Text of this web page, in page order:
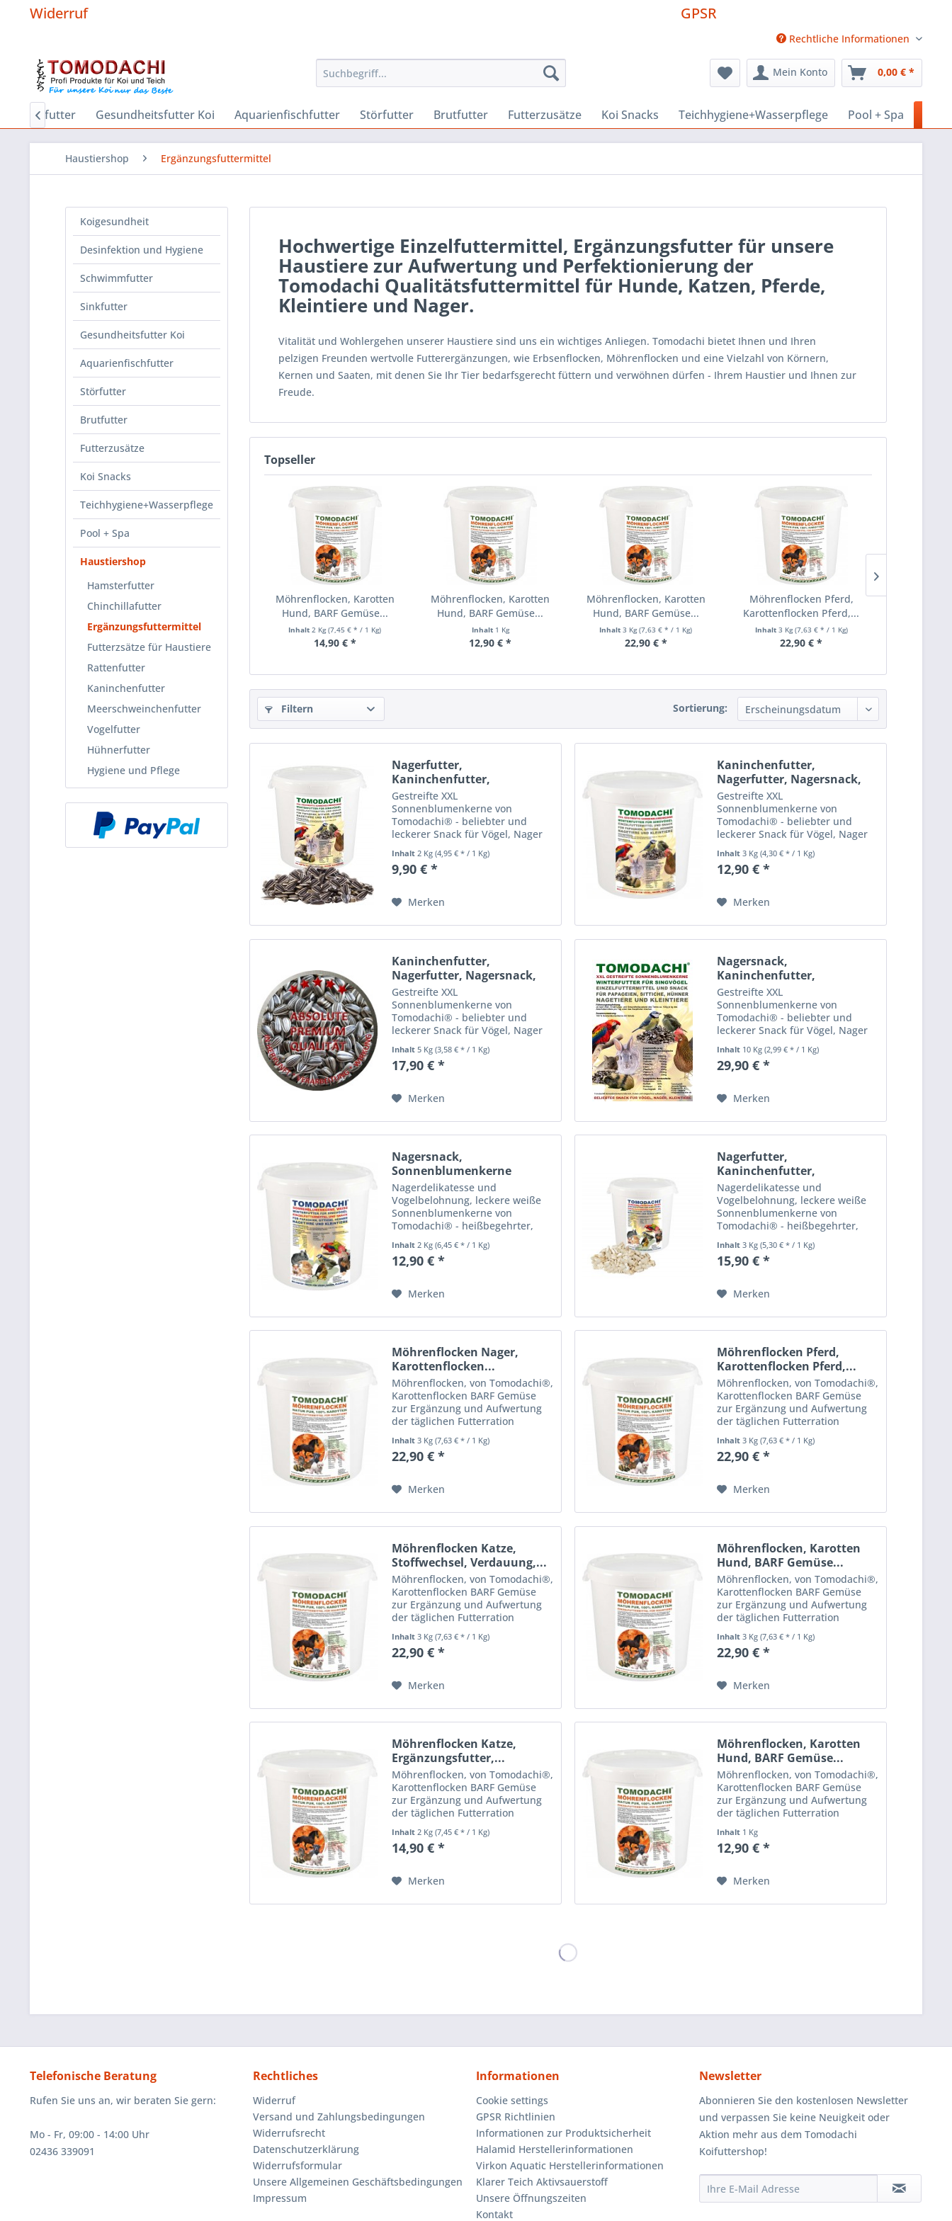
Widerruf GPSR
Rechtliche Informationen
Mein Konto 0,00 € *
Sinkfutter Gesundheitsfutter Koi Aquarienfischfutter Störfutter Brutfutter Futterzusätze Koi Snacks Teichhygiene+Wasserpflege Pool + Spa

Haustiershop Ergänzungsfuttermittel
Koigesundheit
Desinfektion und Hygiene
Schwimmfutter
Sinkfutter
Gesundheitsfutter Koi
Aquarienfischfutter
Störfutter
Brutfutter
Futterzusätze
Koi Snacks
Teichhygiene+Wasserpflege
Pool + Spa
Haustiershop
Hamsterfutter
Chinchillafutter
Ergänzungsfuttermittel
Futterzsätze für Haustiere
Rattenfutter
Kaninchenfutter
Meerschweinchenfutter
Vogelfutter
Hühnerfutter
Hygiene und Pflege
Hochwertige Einzelfuttermittel, Ergänzungsfutter für unsere
Haustiere zur Aufwertung und Perfektionierung der
Tomodachi Qualitätsfuttermittel für Hunde, Katzen, Pferde,
Kleintiere und Nager.
Vitalität und Wohlergehen unserer Haustiere sind uns ein wichtiges Anliegen. Tomodachi bietet Ihnen und Ihren
pelzigen Freunden wertvolle Futterergänzungen, wie Erbsenflocken, Möhrenflocken und eine Vielzahl von Körnern,
Kernen und Saaten, mit denen Sie Ihr Tier bedarfsgerecht füttern und verwöhnen dürfen - Ihrem Haustier und Ihnen zur
Freude.
Topseller
Möhrenflocken, Karotten
Hund, BARF Gemüse...
Inhalt2 Kg(7,45 € * / 1 Kg)
14,90 € *
Möhrenflocken, Karotten
Hund, BARF Gemüse...
Inhalt 1 Kg
12,90 € *
Möhrenflocken, Karotten
Hund, BARF Gemüse...
Inhalt3 Kg(7,63 € * / 1 Kg)
22,90 € *
Möhrenflocken Pferd,
Karottenflocken Pferd,...
Inhalt 3 Kg(7,63 € * / 1 Kg)
22,90 € *
Filtern Sortierung:
Nagerfutter,
Kaninchenfutter,
Nagersnack,...
Gestreifte XXL
Sonnenblumenkerne von
Tomodachi® - beliebter und
leckerer Snack für Vögel, Nager
gut bekömmlich Die Tomodachi®
gestreiften XXL
als leckere Wintermahlzeit im...
Inhalt2 Kg(4,95 € * / 1 Kg)
9,90 € *
Merken
Kaninchenfutter,
Nagerfutter, Nagersnack,
XXL...
Gestreifte XXL
Sonnenblumenkerne von
Tomodachi® - beliebter und
leckerer Snack für Vögel, Nager
gut bekömmlich Die Tomodachi®
gestreiften XXL
als leckere Wintermahlzeit im...
Inhalt3 Kg(4,30 € * / 1 Kg)
12,90 € *
Merken
Kaninchenfutter,
Nagerfutter, Nagersnack,
XXL...
Gestreifte XXL
Sonnenblumenkerne von
Tomodachi® - beliebter und
leckerer Snack für Vögel, Nager
gut bekömmlich Die Tomodachi®
gestreiften XXL
als leckere Wintermahlzeit im...
Inhalt 5 Kg(3,58 € * / 1 Kg)
17,90 € *
Merken
Nagersnack,
Kaninchenfutter,
Nagerfutter,...
Gestreifte XXL
Sonnenblumenkerne von
Tomodachi® - beliebter und
leckerer Snack für Vögel, Nager
gut bekömmlich Die Tomodachi®
gestreiften XXL
als leckere Wintermahlzeit im...
Inhalt 10 Kg(2,99 € * / 1 Kg)
29,90 € *
Merken
Nagersnack,
Sonnenblumenkerne
weiß,...
Nagerdelikatesse und
Vogelbelohnung, leckere weiße
Sonnenblumenkerne von
Tomodachi® - heißbegehrter,
Snack für alle Vogelarten, Nager
und Kaninchen, Einzelfuttermittel
als...
Inhalt2 Kg(6,45 € * / 1 Kg)
12,90 € *
Merken
Nagerfutter,
Kaninchenfutter,
Nagersnack,...
Nagerdelikatesse und
Vogelbelohnung, leckere weiße
Sonnenblumenkerne von
Tomodachi® - heißbegehrter,
Snack für alle Vogelarten, Nager
und Kaninchen, Einzelfuttermittel
als...
Inhalt3 Kg(5,30 € * / 1 Kg)
15,90 € *
Merken
Möhrenflocken Nager,
Karottenflocken...
Möhrenflocken, von Tomodachi®,
Karottenflocken BARF Gemüse
zur Ergänzung und Aufwertung
der täglichen Futterration
Nahrungsergänzung für Hunde,
Katzen, Pferde, Kleintiere und
Möhrenflocken,...
Inhalt3 Kg(7,63 € * / 1 Kg)
22,90 € *
Merken
Möhrenflocken Pferd,
Karottenflocken Pferd,...
Möhrenflocken, von Tomodachi®,
Karottenflocken BARF Gemüse
zur Ergänzung und Aufwertung
der täglichen Futterration
Nahrungsergänzung für Hunde,
Katzen, Pferde, Kleintiere und
Möhrenflocken,...
Inhalt3 Kg(7,63 € * / 1 Kg)
22,90 € *
Merken
Möhrenflocken Katze,
Stoffwechsel, Verdauung,...
Möhrenflocken, von Tomodachi®,
Karottenflocken BARF Gemüse
zur Ergänzung und Aufwertung
der täglichen Futterration
Nahrungsergänzung für Hunde,
Katzen, Pferde, Kleintiere und
Möhrenflocken,...
Inhalt3 Kg(7,63 € * / 1 Kg)
22,90 € *
Merken
Möhrenflocken, Karotten
Hund, BARF Gemüse...
Möhrenflocken, von Tomodachi®,
Karottenflocken BARF Gemüse
zur Ergänzung und Aufwertung
der täglichen Futterration
Nahrungsergänzung für Hunde,
Katzen, Pferde, Kleintiere und
Möhrenflocken,...
Inhalt3 Kg(7,63 € * / 1 Kg)
22,90 € *
Merken
Möhrenflocken Katze,
Ergänzungsfutter,...
Möhrenflocken, von Tomodachi®,
Karottenflocken BARF Gemüse
zur Ergänzung und Aufwertung
der täglichen Futterration
Nahrungsergänzung für Hunde,
Katzen, Pferde, Kleintiere und
Möhrenflocken,...
Inhalt2 Kg(7,45 € * / 1 Kg)
14,90 € *
Merken
Möhrenflocken, Karotten
Hund, BARF Gemüse...
Möhrenflocken, von Tomodachi®,
Karottenflocken BARF Gemüse
zur Ergänzung und Aufwertung
der täglichen Futterration
Nahrungsergänzung für Hunde,
Katzen, Pferde, Kleintiere und
Möhrenflocken,...
Inhalt 1 Kg
12,90 € *
Merken
Telefonische Beratung
Rufen Sie uns an, wir beraten Sie gern:
Mo - Fr, 09:00 - 14:00 Uhr
02436 339091
Rechtliches
Widerruf
Versand und Zahlungsbedingungen
Widerrufsrecht
Datenschutzerklärung
Widerrufsformular
Unsere Allgemeinen Geschäftsbedingungen
Impressum
Informationen
Cookie settings
GPSR Richtlinien
Informationen zur Produktsicherheit
Halamid Herstellerinformationen
Virkon Aquatic Herstellerinformationen
Klarer Teich Aktivsauerstoff
Unsere Öffnungszeiten
Kontakt
Newsletter
Abonnieren Sie den kostenlosen Newsletter
und verpassen Sie keine Neuigkeit oder
Aktion mehr aus dem Tomodachi
Koifuttershop!